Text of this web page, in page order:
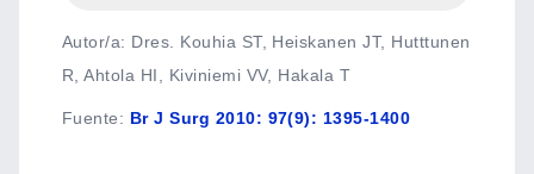
Autor/a: Dres. Kouhia ST, Heiskanen JT, Hutttunen
R, Ahtola HI, Kiviniemi VV, Hakala T
Fuente: Br J Surg 2010: 97(9): 1395-1400